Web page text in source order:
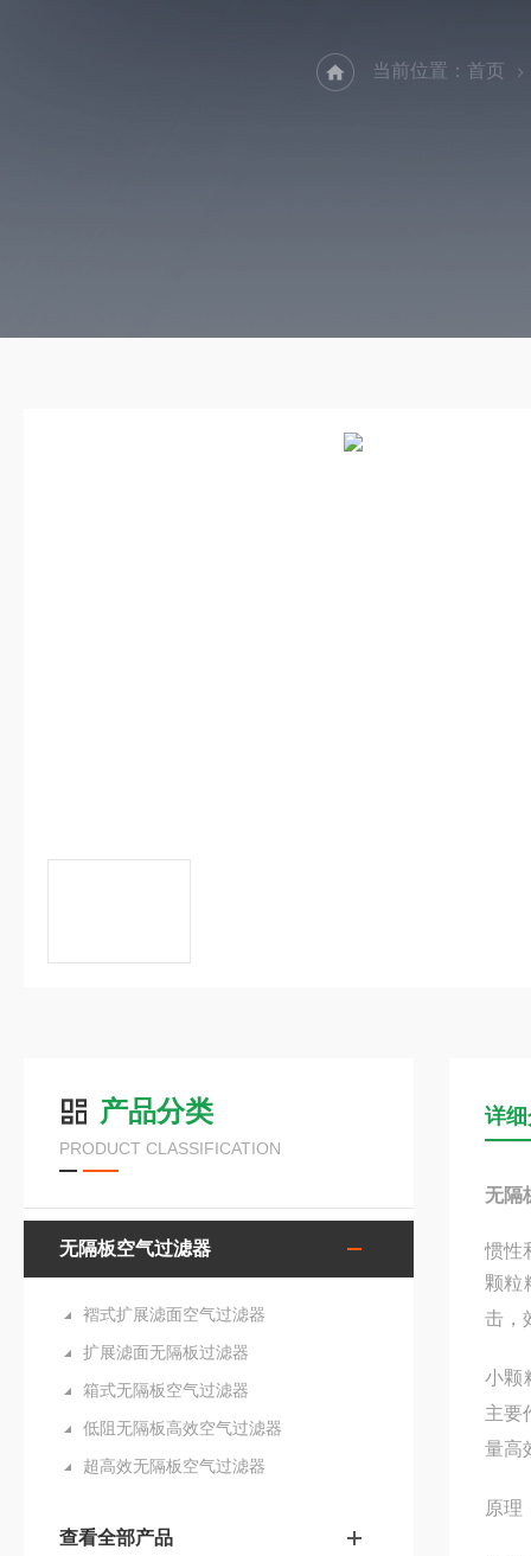
当前位置： 首页
产品分类
PRODUCT CLASSIFICATION
无隔板空气过滤器
褶式扩展滤面空气过滤器
扩展滤面无隔板过滤器
箱式无隔板空气过滤器
低阻无隔板高效空气过滤器
超高效无隔板空气过滤器
查看全部产品
详
无隔
惯性
颗粒
击，
小颗
主要
量